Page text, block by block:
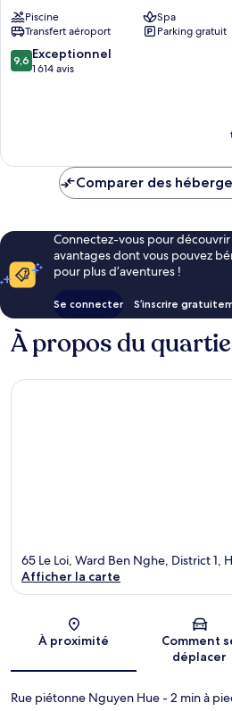
Saigon
1er
arrondissement
Piscine
Spa
Transfert aéroport
Parking gratuit
9.6
sur
9,6 Exceptionnel
1 614 avis
Comparer des
Connectez-vous pour
avantages dont vous pouvez
pour plus d’aventures !
Se connecter S’inscrire
À propos du
Carte
65 Le Loi, Ward Ben Nghe, District 1,
Afficher la carte
À proximité
Comment
déplacer
Rue piétonne Nguyen Hue- 2 min à